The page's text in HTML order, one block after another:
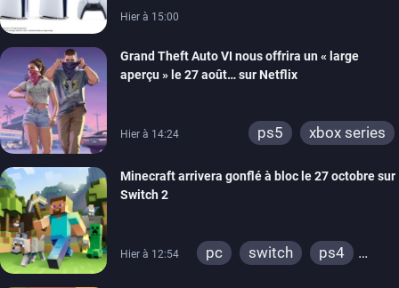
Hier à 15:00
Grand Theft Auto VI nous offrira un « large
aperçu » le 27 août… sur Netflix
Hier à 14:24 ps5 xbox series
Minecraft arrivera gonflé à bloc le 27 octobre sur
Switch 2
Hier à 12:54 pc switch
ps4